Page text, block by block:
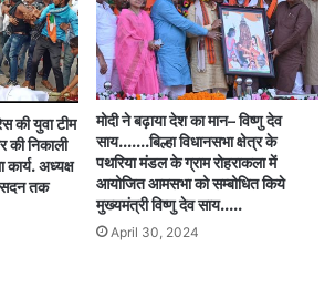
की युवा टीम
की निकाली
अध्यक्ष
सदन तक
मोदी ने बढ़ाया देश का मान– विष्णु देव
साय…….बिल्हा विधानसभा क्षेत्र के
पथरिया मंडल के ग्राम रोहराकला में
आयोजित आमसभा को सम्बोधित किये
मुख्यमंत्री विष्णु देव साय…..
April 30, 2024